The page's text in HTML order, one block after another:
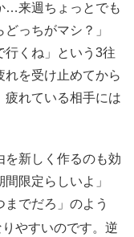
…来週ちょっとでも
っちがマシ？」
行くね」という3往
を受け止めてから
疲れている相手には
を新しく作るのも効
限定らしいよ」
までだろ」のよう
やすいのです。逆